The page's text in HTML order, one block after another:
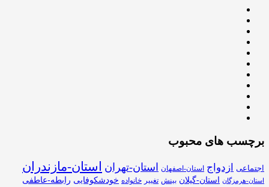
برچسب های محبوب
اجتماعی ازدواج استان-اصفهان استان-تهران استان-مازندران
استان-هرمزگان استان-گیلان بینش تغییر خانواده خودشکوفایی رابطه-عاطفی